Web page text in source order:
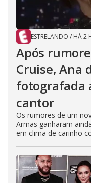
ESTRELANDO / HÁ 2
Após
Cruise, Ana
fotografada
cantor
Os rumores de um
Armas ganharam
em clima de carinho